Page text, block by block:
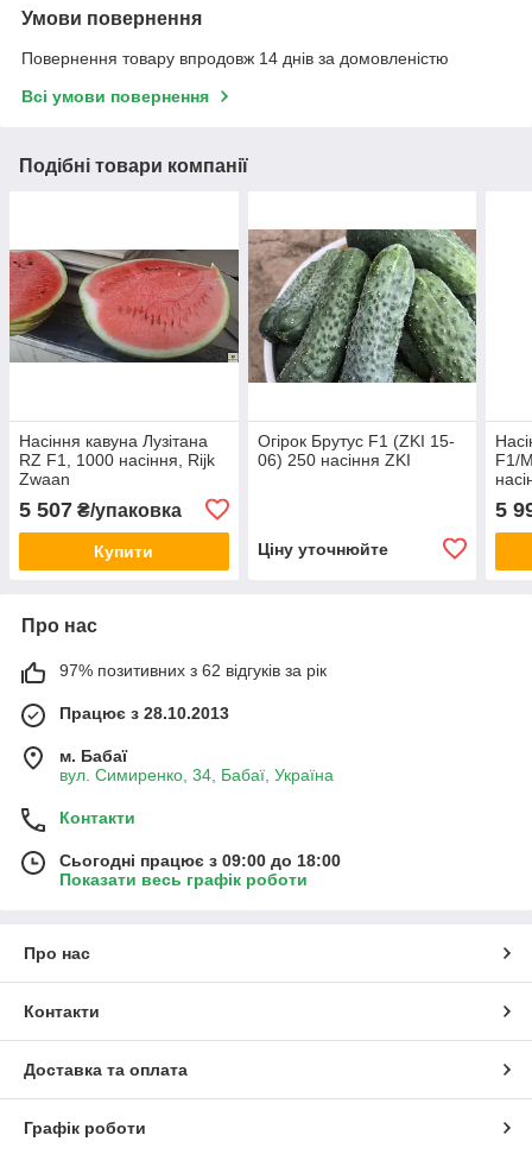
Умови повернення
Повернення товару впродовж 14 днів за домовленістю
Всі умови повернення
Подібні товари компанії
Насіння кавуна Лузітана
RZ F1, 1000 насіння, Rijk
Zwaan
5 507 ₴/упаковка
Купити
Огірок Брутус F1 (ZKI 15-
06) 250 насіння ZKI
Ціну уточнюйте
F1/
5
Про нас
97% позитивних з 62 відгуків за рік
Працює з 28.10.2013
м. Бабаї
вул. Симиренко, 34, Бабаї, Україна
Контакти
Сьогодні працює з 09:00 до 18:00
Показати весь графік роботи
Про нас
Контакти
Доставка та оплата
Графік роботи